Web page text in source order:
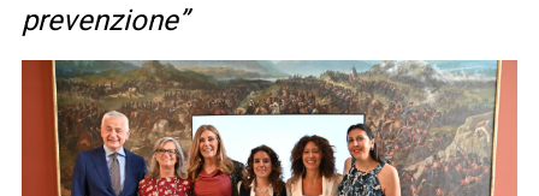
prevenzione”